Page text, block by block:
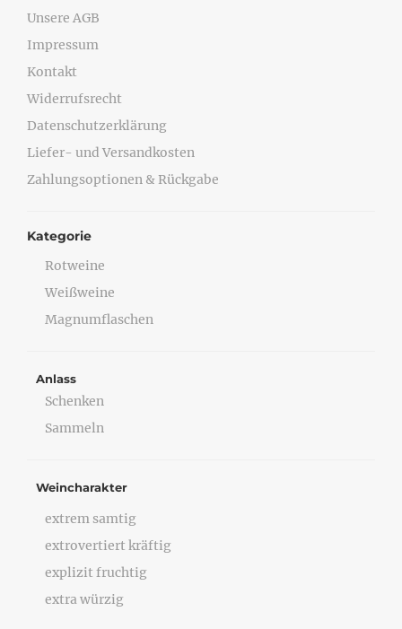
Unsere AGB
Impressum
Kontakt
Widerrufsrecht
Datenschutzerklärung
Liefer- und Versandkosten
Zahlungsoptionen & Rückgabe
Kategorie
Rotweine
Weißweine
Magnumflaschen
Anlass
Schenken
Sammeln
Weincharakter
extrem samtig
extrovertiert kräftig
explizit fruchtig
extra würzig